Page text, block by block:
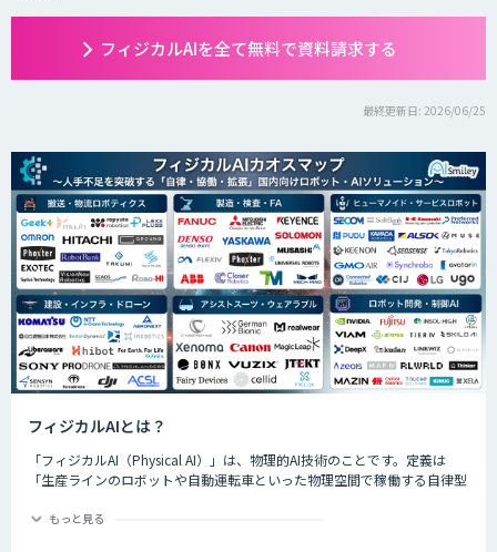
フィジカルAIを全て無料で資料請求する
最終更新日: 2026/06/25
フィジカルAIとは？
「フィジカルAI（Physical AI）」は、物理的AI技術のことです。定義は
「生産ラインのロボットや自動運転車といった物理空間で稼働する自律型
術」です。
もっと見る